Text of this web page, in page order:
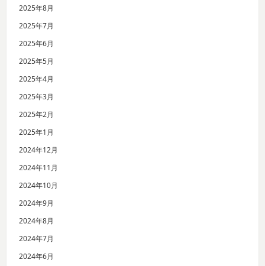
2025年8月
2025年7月
2025年6月
2025年5月
2025年4月
2025年3月
2025年2月
2025年1月
2024年12月
2024年11月
2024年10月
2024年9月
2024年8月
2024年7月
2024年6月